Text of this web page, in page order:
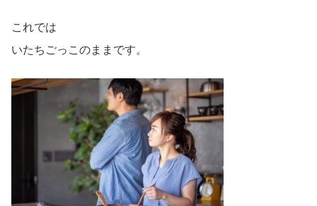
これでは
いたちごっこのままです。